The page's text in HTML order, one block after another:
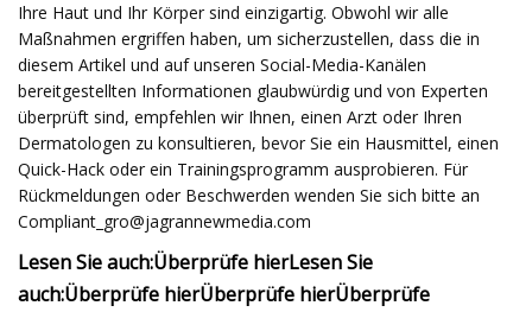
Ihre Haut und Ihr Körper sind einzigartig. Obwohl wir alle
Maßnahmen ergriffen haben, um sicherzustellen, dass die in
diesem Artikel und auf unseren Social-Media-Kanälen
bereitgestellten Informationen glaubwürdig und von Experten
überprüft sind, empfehlen wir Ihnen, einen Arzt oder Ihren
Dermatologen zu konsultieren, bevor Sie ein Hausmittel, einen
Quick-Hack oder ein Trainingsprogramm ausprobieren. Für
Rückmeldungen oder Beschwerden wenden Sie sich bitte an
Compliant_gro@jagrannewmedia.com
Lesen Sie auch:Überprüfe hierLesen Sie
auch:Überprüfe hierÜberprüfe hierÜberprüfe